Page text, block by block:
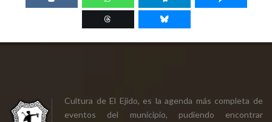
Cultura de El Ejido, es la agenda más completa de
eventos del municipio, pudiendo encontrar